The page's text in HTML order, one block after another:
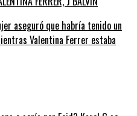
aseguró que habría tenido un
Valentina Ferrer estaba